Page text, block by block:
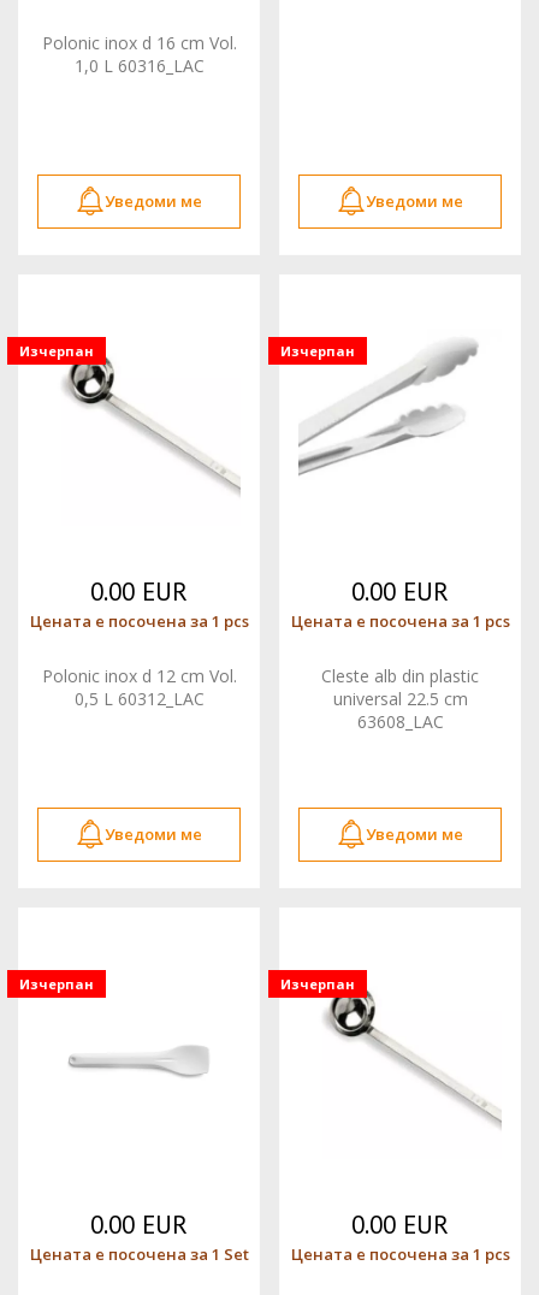
Polonic inox d 16 cm Vol.
1,0 L 60316_LAC
Уведоми ме Уведоми ме
Изчерпан
0.00 EUR
Цената е посочена за 1 pcs
Polonic inox d 12 cm Vol.
0,5 L 60312_LAC
Уведоми ме
Изчерпан
0.00 EUR
Цената е посочена за 1 pcs
Cleste alb din plastic
universal 22.5 cm
63608_LAC
Уведоми ме
Изчерпан
0.00 EUR
Цената е посочена за 1 Set
Изчерпан
0.00 EUR
Цената е посочена за 1 pcs